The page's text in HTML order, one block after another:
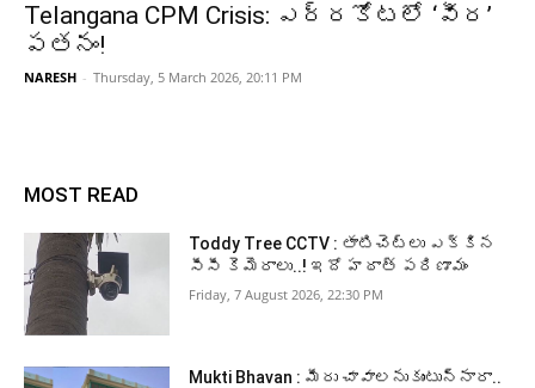
Telangana CPM Crisis: ఎర్రకోటలో ‘వీర’
పతనం!
NARESH - Thursday, 5 March 2026, 20:11 PM
MOST READ
Toddy Tree CCTV : తాటిచెట్లు ఎక్కిన
సీసీ కెమెరాలు..! ఇదో హఠాత్ పరిణామం
Friday, 7 August 2026, 22:30 PM
Mukti Bhavan : మీరు చావాలనుకుంటున్నారా..